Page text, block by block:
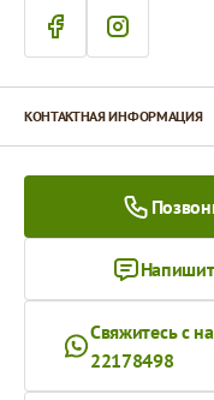
КОНТАКТНАЯ ИНФОРМАЦИЯ
Свяжитесь с
22178498